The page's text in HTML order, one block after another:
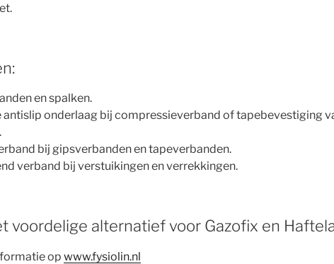
en spalken.
onderlaag bij compressieverband of tapebevestiging
bij gipsverbanden en tapeverbanden.
verband bij verstuikingen en verrekkingen.
voordelige alternatief voor Gazofix en
op www.fysiolin.nl